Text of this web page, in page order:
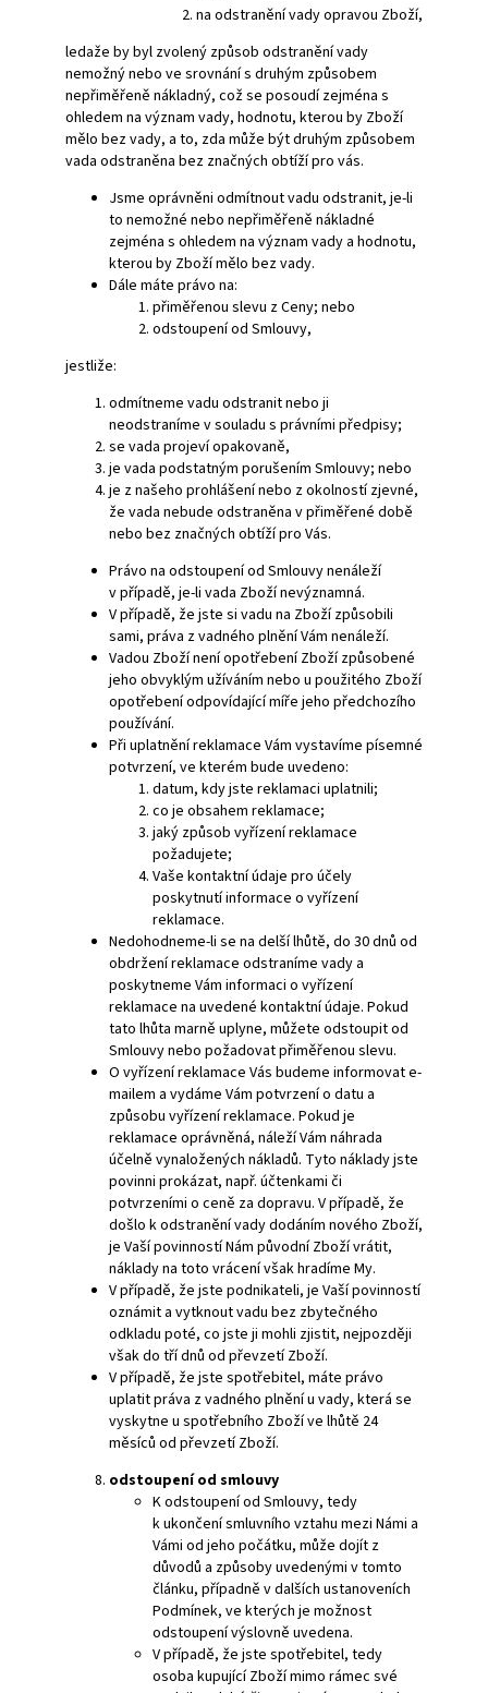
na odstranění vady opravou Zboží,
ledaže by byl zvolený způsob odstranění vady
nemožný nebo ve srovnání s druhým způsobem
nepřiměřeně nákladný, což se posoudí zejména s
ohledem na význam vady, hodnotu, kterou by Zboží
mělo bez vady, a to, zda může být druhým způsobem
vada odstraněna bez značných obtíží pro vás.
Jsme oprávněni odmítnout vadu odstranit, je-li
to nemožné nebo nepřiměřeně nákladné
zejména s ohledem na význam vady a hodnotu,
kterou by Zboží mělo bez vady.
Dále máte právo na:
přiměřenou slevu z Ceny; nebo
odstoupení od Smlouvy,
jestliže:
odmítneme vadu odstranit nebo ji
neodstraníme v souladu s právními předpisy;
se vada projeví opakovaně,
je vada podstatným porušením Smlouvy; nebo
je z našeho prohlášení nebo z okolností zjevné,
že vada nebude odstraněna v přiměřené době
nebo bez značných obtíží pro Vás.
Právo na odstoupení od Smlouvy nenáleží
v případě, je-li vada Zboží nevýznamná.
V případě, že jste si vadu na Zboží způsobili
sami, práva z vadného plnění Vám nenáleží.
Vadou Zboží není opotřebení Zboží způsobené
jeho obvyklým užíváním nebo u použitého Zboží
opotřebení odpovídající míře jeho předchozího
používání.
Při uplatnění reklamace Vám vystavíme písemné
potvrzení, ve kterém bude uvedeno:
datum, kdy jste reklamaci uplatnili;
co je obsahem reklamace;
jaký způsob vyřízení reklamace
požadujete;
Vaše kontaktní údaje pro účely
poskytnutí informace o vyřízení
reklamace.
Nedohodneme-li se na delší lhůtě, do 30 dnů od
obdržení reklamace odstraníme vady a
poskytneme Vám informaci o vyřízení
reklamace na uvedené kontaktní údaje. Pokud
tato lhůta marně uplyne, můžete odstoupit od
Smlouvy nebo požadovat přiměřenou slevu.
O vyřízení reklamace Vás budeme informovat e-
mailem a vydáme Vám potvrzení o datu a
způsobu vyřízení reklamace. Pokud je
reklamace oprávněná, náleží Vám náhrada
účelně vynaložených nákladů. Tyto náklady jste
povinni prokázat, např. účtenkami či
potvrzeními o ceně za dopravu. V případě, že
došlo k odstranění vady dodáním nového Zboží,
je Vaší povinností Nám původní Zboží vrátit,
náklady na toto vrácení však hradíme My.
V případě, že jste podnikateli, je Vaší povinností
oznámit a vytknout vadu bez zbytečného
odkladu poté, co jste ji mohli zjistit, nejpozději
však do tří dnů od převzetí Zboží.
V případě, že jste spotřebitel, máte právo
uplatit práva z vadného plnění u vady, která se
vyskytne u spotřebního Zboží ve lhůtě 24
měsíců od převzetí Zboží.
odstoupení od smlouvy
K odstoupení od Smlouvy, tedy
k ukončení smluvního vztahu mezi Námi a
Vámi od jeho počátku, může dojít z
důvodů a způsoby uvedenými v tomto
článku, případně v dalších ustanoveních
Podmínek, ve kterých je možnost
odstoupení výslovně uvedena.
V případě, že jste spotřebitel, tedy
osoba kupující Zboží mimo rámec své